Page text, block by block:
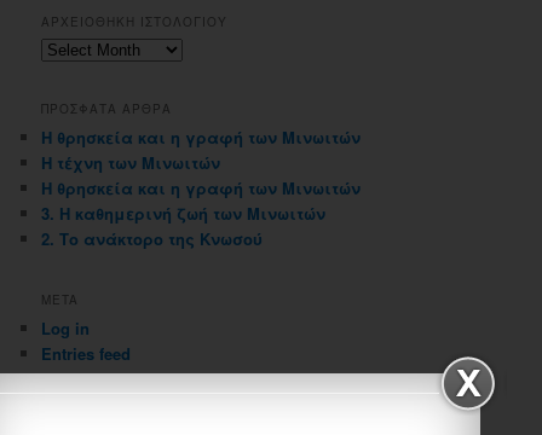
ΑΡΧΕΙΟΘΗΚΗ ΙΣΤΟΛΟΓΙΟΥ
Αρχειοθηκη
ΠΡΟΣΦΑΤΑ ΑΡΘΡΑ
Η θρησκεία και η γραφή των Μινωιτών
Η τέχνη των Μινωιτών
Η θρησκεία και η γραφή των Μινωιτών
3. Η καθημερινή ζωή των Μινωιτών
2. Το ανάκτορο της Κνωσού
META
Log in
Entries feed
Comments feed